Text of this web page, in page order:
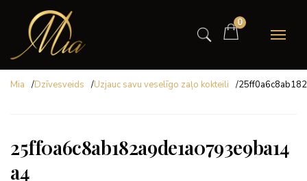
0
Mia /Dzīvesveids /Uzjauc savu veselīgo zaļo kokteili /
25ff0a6c8ab182a9de1a0793e9ba14
a4